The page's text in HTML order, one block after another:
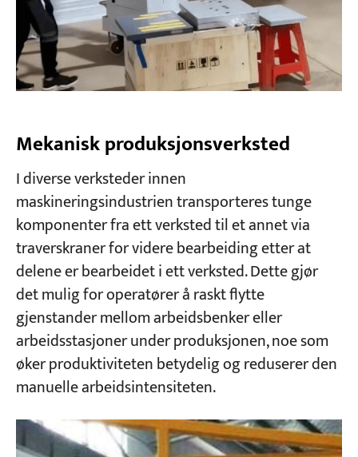
Mekanisk produksjonsverksted
I diverse verksteder innen
maskineringsindustrien transporteres tunge
komponenter fra ett verksted til et annet via
traverskraner for videre bearbeiding etter at
delene er bearbeidet i ett verksted. Dette gjør
det mulig for operatører å raskt flytte
gjenstander mellom arbeidsbenker eller
arbeidsstasjoner under produksjonen, noe som
øker produktiviteten betydelig og reduserer den
manuelle arbeidsintensiteten.